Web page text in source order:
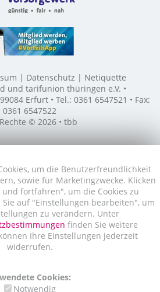
um die Benutzerfreundlichkeit
sowie für Marketingzwecke. Klicken
und fortfahren", um die Cookies zu
auf "Einstellungen bearbeiten", um
zu verändern. Unter
finden Sie weitere
Ihre Einstellungen jederzeit
widerrufen.
Cookies:
Notwendig
Datenschutz
Netiquette
und tarifunion thüringen e.V. •
Erfurt • Tel.: 0361 6547521 • Fax:
0361 6547522
© 2026 • tbb